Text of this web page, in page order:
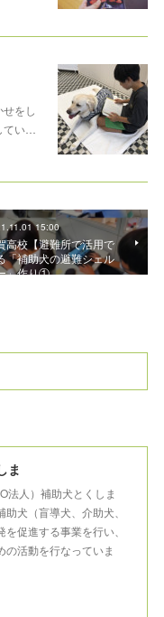
をし
い…
15:00
高校【避難所で活用で
「補助犬の避難シェル
」作り①
ま
法人）補助犬とくしま
犬（盲導犬、介助犬、
促進する事業を行い、
の活動を行なっていま